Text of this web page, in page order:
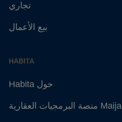
تجاري
بيع الأعمال
HABITA
Habita حول
منصة البرمجيات العقارية Maija